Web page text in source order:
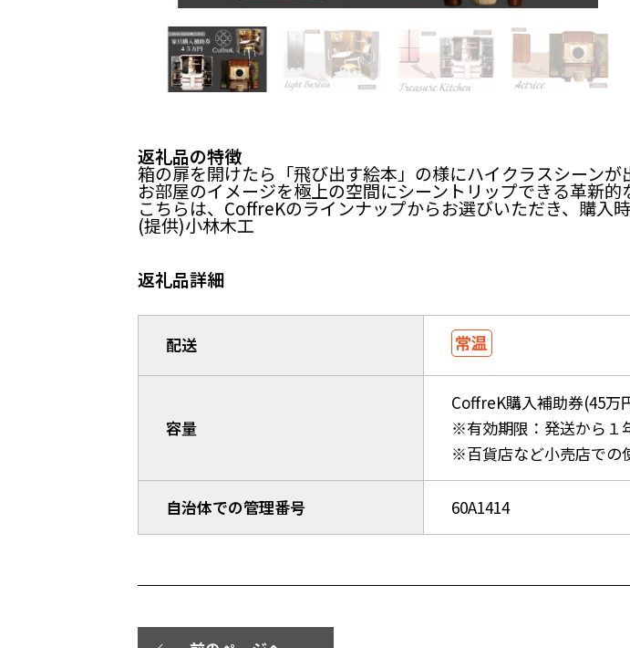
返礼品の特徴
箱の扉を開けたら「飛び出す絵本」の様にハイクラスシーン
お部屋のイメージを極上の空間にシーントリップできる革新的
こちらは、CoffreKのラインナップからお選びいただき、購入
(提供)小林木工
返礼品詳細
配送
容量
CoffreK購入補助券(45万
※有効期限：発送から１
※百貨店など小売店での
自治体での管理番号 60A1414